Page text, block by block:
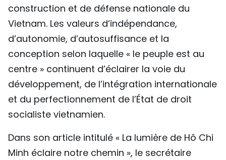
TIẾNG VIỆT
ENGLISH
РУССКИЙ
ESPAÑOL
construction et de défense nationale du
Vietnam. Les valeurs d’indépendance,
d’autonomie, d’autosuffisance et la
conception selon laquelle « le peuple est au
centre » continuent d’éclairer la voie du
développement, de l’intégration internationale
et du perfectionnement de l’État de droit
socialiste vietnamien.
Dans son article intitulé « La lumière de Hô Chi
Minh éclaire notre chemin », le secrétaire